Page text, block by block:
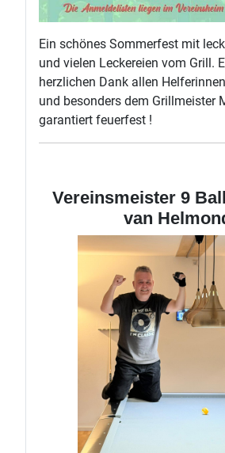
Ein schönes Sommerfest mit
und vielen Leckereien vom Grill.
herzlichen Dank allen
und besonders dem Grillmeister
garantiert feuerfest !
Vereinsmeister 9
van